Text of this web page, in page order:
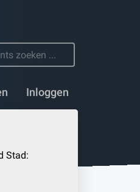
Inloggen
Stad: